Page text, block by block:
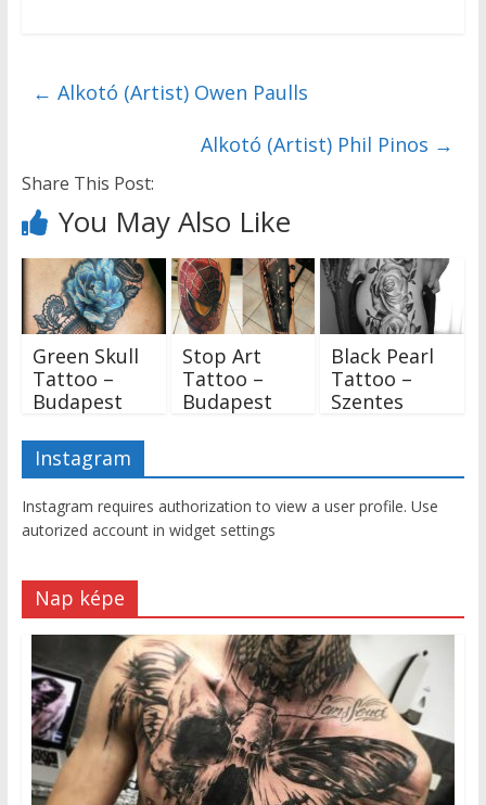
← Alkotó (Artist) Owen Paulls
Alkotó (Artist) Phil Pinos →
Share This Post:
You May Also Like
Green Skull
Tattoo –
Budapest
Stop Art
Tattoo –
Budapest
Black Pearl
Tattoo –
Szentes
Instagram
Instagram requires authorization to view a user profile. Use
autorized account in widget settings
Nap képe